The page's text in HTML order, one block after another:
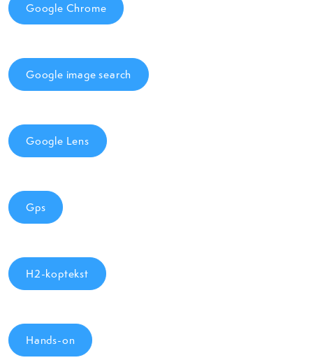
Google Chrome
Google image search
Google Lens
Gps
H2-koptekst
Hands-on